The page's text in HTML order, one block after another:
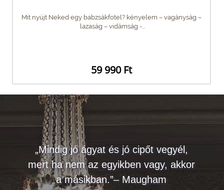
Mit nyújt Neked egy babzsákfotel? kényelem – vagányság –
lazaság – vidámság -...
59 990 Ft
„Mindig jó ágyat és jó cipőt vegyél,
mert ha nem az egyikben vagy, akkor
a másikban.”– Maugham